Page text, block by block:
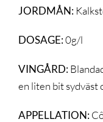
JORDMÅN:
DOSAGE:0g/l
VINGÅRD:
en liten bit sydväst
APPELLATION: